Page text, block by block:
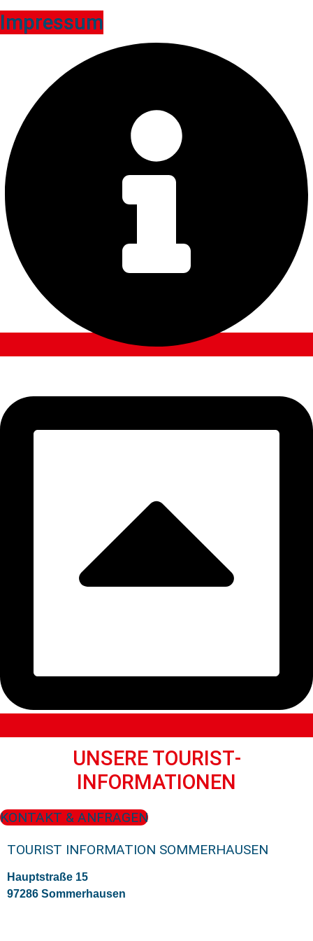
Impressum
UNSERE TOURIST­
INFORMATIONEN
KONTAKT & ANFRAGEN
TOURIST INFORMATION SOMMERHAUSEN
Hauptstraße 15
97286 Sommerhausen